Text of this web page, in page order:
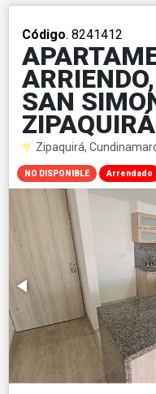
Código. 8241412
SAN
ZIPAQUIRÁ
Zipaquirá,
NO DISPONIBLE Arrendado